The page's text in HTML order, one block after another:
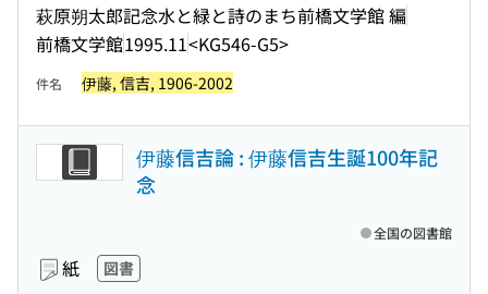
萩原朔太郎記念水と緑と詩のまち前橋文学館 編
前橋文学館1995.11<KG546-G5>
件名 伊藤, 信吉, 1906-2002
伊藤信吉論 : 伊藤信吉生誕100年記
念
紙 図書
全国の図書館